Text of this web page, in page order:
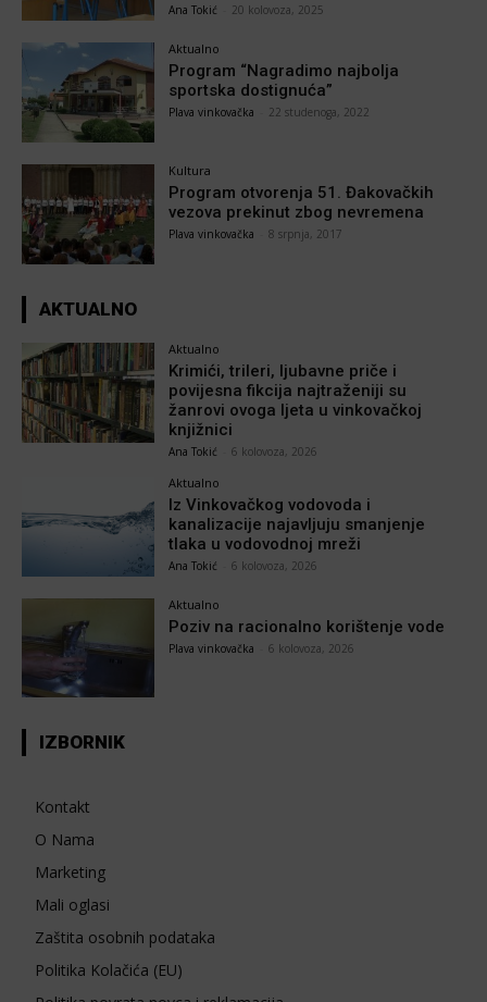
Ana Tokić 20 kolovoza, 2025
Aktualno
Program “Nagradimo najbolja
sportska dostignuća”
Plava vinkovačka 22 studenoga, 2022
Kultura
Program otvorenja 51. Đakovačkih
vezova prekinut zbog nevremena
Plava vinkovačka 8 srpnja, 2017
AKTUALNO
Aktualno
Krimići, trileri, ljubavne priče i
povijesna fikcija najtraženiji su
žanrovi ovoga ljeta u vinkovačkoj
knjižnici
Ana Tokić 6 kolovoza, 2026
Aktualno
Iz Vinkovačkog vodovoda i
kanalizacije najavljuju smanjenje
tlaka u vodovodnoj mreži
Ana Tokić 6 kolovoza, 2026
Aktualno
Poziv na racionalno korištenje vode
Plava vinkovačka 6 kolovoza, 2026
IZBORNIK
Kontakt
O Nama
Marketing
Mali oglasi
Zaštita osobnih podataka
Politika Kolačića (EU)